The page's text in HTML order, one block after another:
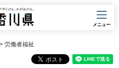
川県
メニュー
> 労働者福祉